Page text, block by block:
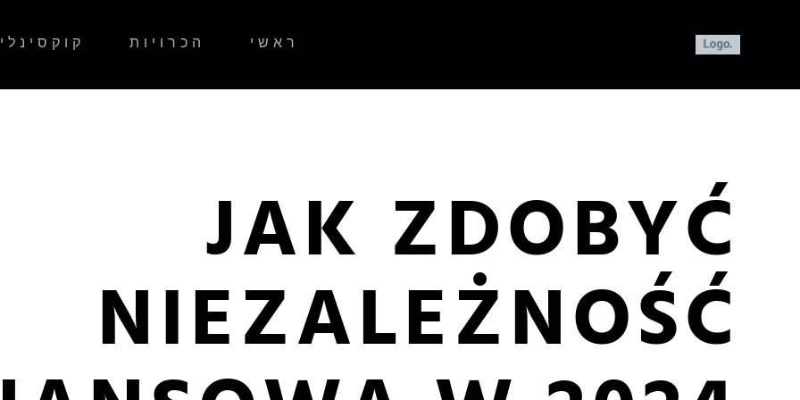
ראשי הכרויות
JAK ZDOBYĆ
NIEZALEŻNOŚĆ